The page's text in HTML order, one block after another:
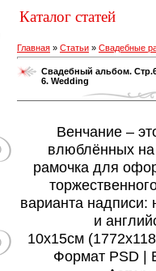
Каталог статей
Главная » Статьи » Свадебные
Свадебный альбом.
6. Wedding
Венчание –
влюблённых на
рамочка для
варианта надписи:
и
10х15см
Формат PSD |